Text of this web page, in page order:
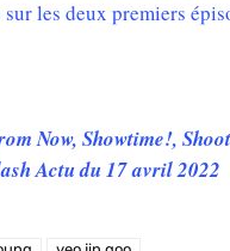
sur les deux premiers
Now, Showtime!,
Actu du 17 avril 2022